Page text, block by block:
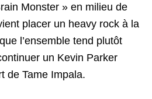
Monster » en milieu de
placer un heavy rock à la
l’ensemble tend plutôt
un Kevin Parker
de Tame Impala.